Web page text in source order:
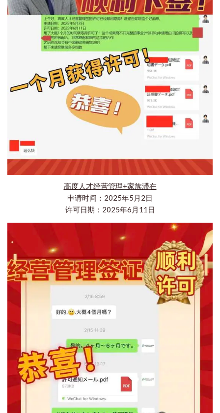
高度人才经营管理+家族滞在
申请时间：2025年5月2日
许可日期：2025年6月11日